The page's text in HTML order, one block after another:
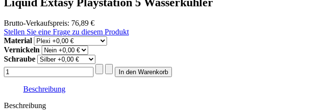
Liquid Extasy Playstation 5 Wasserkühler
Brutto-Verkaufspreis: 76,89 €
Stellen Sie eine Frage zu diesem Produkt
Material
Vernickeln
Schraube
Beschreibung
Beschreibung